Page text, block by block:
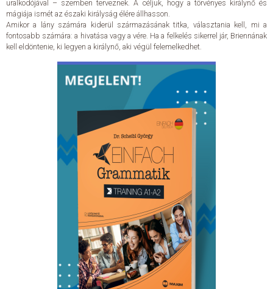
uralkodójával – szemben terveznek. A céljuk, hogy a törvényes királynő és
mágiája ismét az északi királyság élére állhasson.
Amikor a lány számára kiderül származásának titka, választania kell, mi a
fontosabb számára: a hivatása vagy a vére. Ha a felkelés sikerrel jár, Briennának
kell eldöntenie, ki legyen a királynő, aki végül felemelkedhet.